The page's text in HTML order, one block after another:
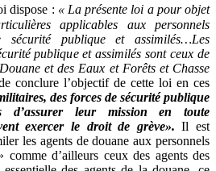
dispose : « La présente loi a pour objet
applicables aux personnels
sécurité publique et assimilés…Les
publique et assimilés sont ceux de
et des Eaux et Forêts et Chasse
conclure l’objectif de cette loi en ces
des forces de sécurité publique
d’assurer leur mission en toute
exercer le droit de grève». Il est
les agents de douane aux personnels
d’ailleurs ceux des agents des